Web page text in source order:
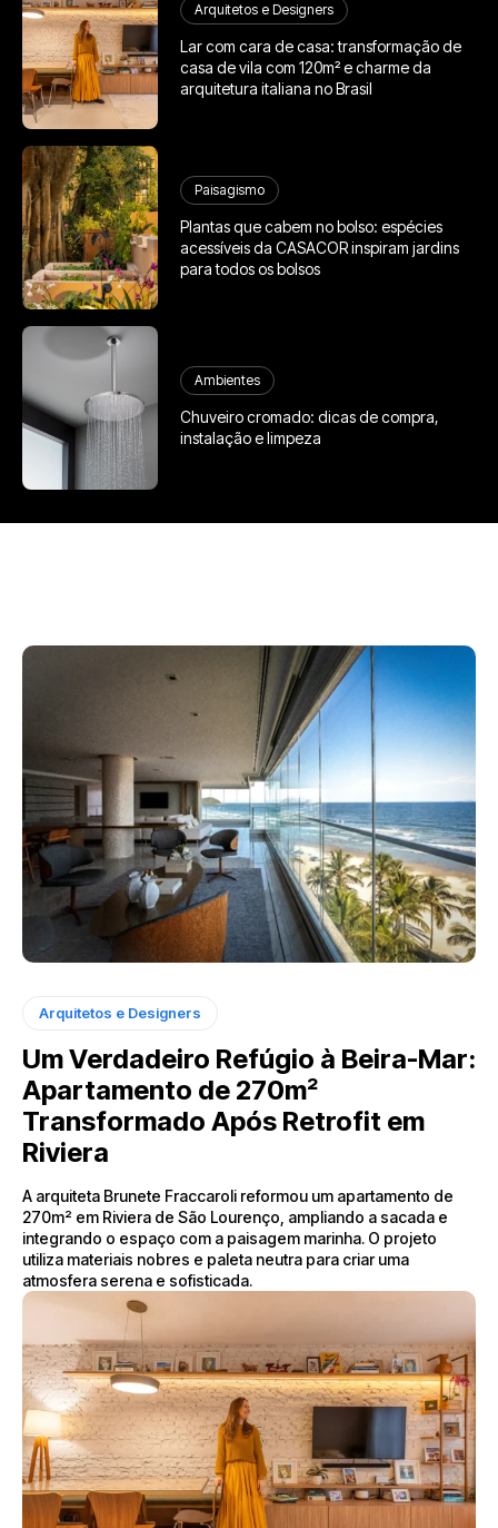
Arquitetos e Designers
Lar com cara de casa: transformação de
casa de vila com 120m² e charme da
arquitetura italiana no Brasil
Paisagismo
Plantas que cabem no bolso: espécies
acessíveis da CASACOR inspiram jardins
para todos os bolsos
Ambientes
Chuveiro cromado: dicas de compra,
instalação e limpeza
Arquitetos e Designers
Um Verdadeiro Refúgio à Beira-Mar:
Apartamento de 270m²
Transformado Após Retrofit em
Riviera
A arquiteta Brunete Fraccaroli reformou um apartamento de
270m² em Riviera de São Lourenço, ampliando a sacada e
integrando o espaço com a paisagem marinha. O projeto
utiliza materiais nobres e paleta neutra para criar uma
atmosfera serena e sofisticada.